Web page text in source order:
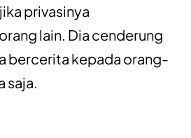
privasinya
lain. Dia cenderung
bercerita kepada orang-
saja.